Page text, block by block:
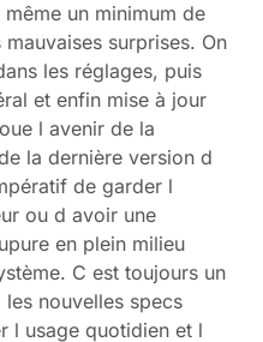
un minimum de
surprises. On
les réglages, puis
et enfin mise à jour
l avenir de la
la dernière version d
de garder l
ou d avoir une
en plein milieu
C est toujours un
nouvelles specs
l usage quotidien et l